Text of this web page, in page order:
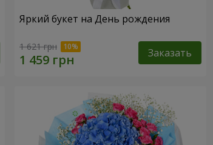
Яркий букет на День рождения
1 621 грн Заказать